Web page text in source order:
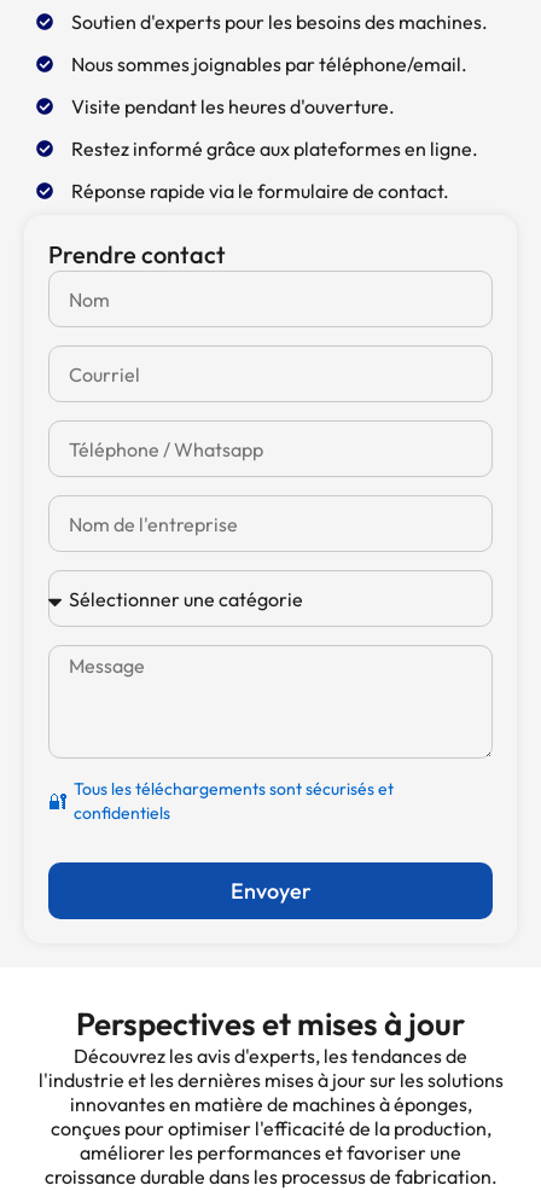
Soutien d'experts pour les besoins des machines.
Nous sommes joignables par téléphone/email.
Visite pendant les heures d'ouverture.
Restez informé grâce aux plateformes en ligne.
Réponse rapide via le formulaire de contact.
Prendre contact
🔐 Tous les téléchargements sont sécurisés et
confidentiels
Envoyer
Perspectives et mises à jour
Découvrez les avis d'experts, les tendances de
l'industrie et les dernières mises à jour sur les solutions
innovantes en matière de machines à éponges,
conçues pour optimiser l'efficacité de la production,
améliorer les performances et favoriser une
croissance durable dans les processus de fabrication.